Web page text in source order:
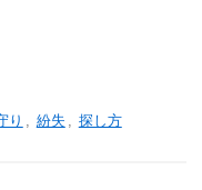
り , 紛失 , 探し方